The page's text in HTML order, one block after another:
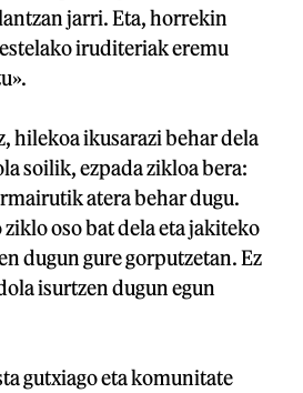
jarri. Eta, horrekin
iruditeriak eremu
hilekoa ikusarazi behar dela
soilik, ezpada zikloa bera:
atera behar dugu.
oso bat dela eta jakiteko
dugun gure gorputzetan. Ez
isurtzen dugun egun
gutxiago eta komunitate